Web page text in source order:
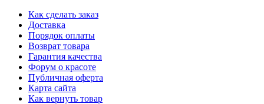
Как сделать заказ
Доставка
Порядок оплаты
Возврат товара
Гарантия качества
Форум о красоте
Публичная оферта
Карта сайта
Как вернуть товар